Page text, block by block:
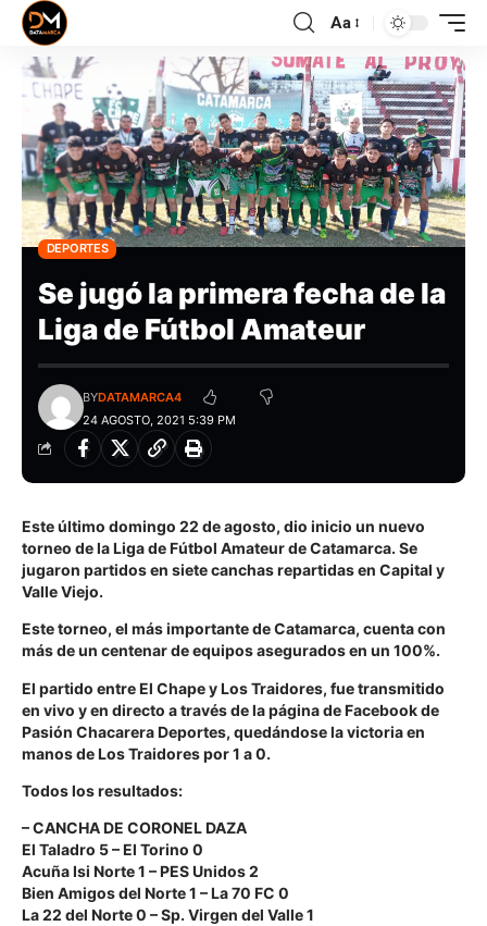
Aa
DEPORTES
Se jugó la primera fecha de la
Liga de Fútbol Amateur
24 AGOSTO, 2021 5:39 PM
BYDATAMARCA4
Este último domingo 22 de agosto, dio inicio un nuevo
torneo de la Liga de Fútbol Amateur de Catamarca. Se
jugaron partidos en siete canchas repartidas en Capital y
Valle Viejo.
Este torneo, el más importante de Catamarca, cuenta con
más de un centenar de equipos asegurados en un 100%.
El partido entre El Chape y Los Traidores, fue transmitido
en vivo y en directo a través de la página de Facebook de
Pasión Chacarera Deportes, quedándose la victoria en
manos de Los Traidores por 1 a 0.
Todos los resultados:
– CANCHA DE CORONEL DAZA
El Taladro 5 – El Torino 0
Acuña Isi Norte 1 – PES Unidos 2
Bien Amigos del Norte 1 – La 70 FC 0
La 22 del Norte 0 – Sp. Virgen del Valle 1